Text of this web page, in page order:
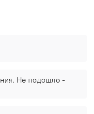
Не подошло -